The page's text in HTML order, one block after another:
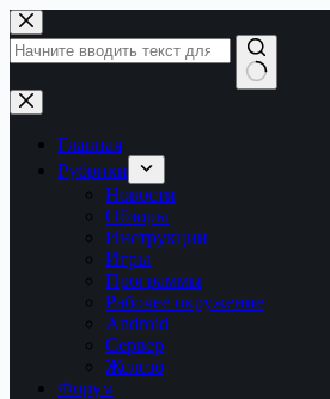
Перейти
к
сути
Ничего
не
найденоГлавная
Рубрики
Новости
Обзоры
Инструкции
Игры
Программы
Рабочее окружение
Android
Сервер
Железо
Форум